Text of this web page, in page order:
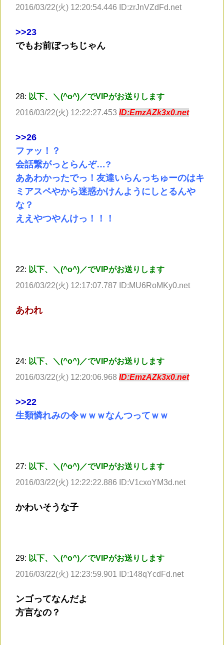
2016/03/22(火) 12:20:54.446 ID:zrJnVZdFd.net
>>23
でもお前ぼっちじゃん
28: 以下、＼(^o^)／でVIPがお送りします
2016/03/22(火) 12:22:27.453 ID:EmzAZk3x0.net
>>26
ファッ！？
会話繋がっとらんぞ…?
ああわかったでっ！友達いらんっちゅーのはキ
ミアスペやから迷惑かけんようにしとるんや
な？
ええやつやんけっ！！！
22: 以下、＼(^o^)／でVIPがお送りします
2016/03/22(火) 12:17:07.787 ID:MU6RoMKy0.net
あわれ
24: 以下、＼(^o^)／でVIPがお送りします
2016/03/22(火) 12:20:06.968 ID:EmzAZk3x0.net
>>22
生類憐れみの令ｗｗｗなんつってｗｗ
27: 以下、＼(^o^)／でVIPがお送りします
2016/03/22(火) 12:22:22.886 ID:V1cxoYM3d.net
かわいそうな子
29: 以下、＼(^o^)／でVIPがお送りします
2016/03/22(火) 12:23:59.901 ID:148qYcdFd.net
ンゴってなんだよ
方言なの？